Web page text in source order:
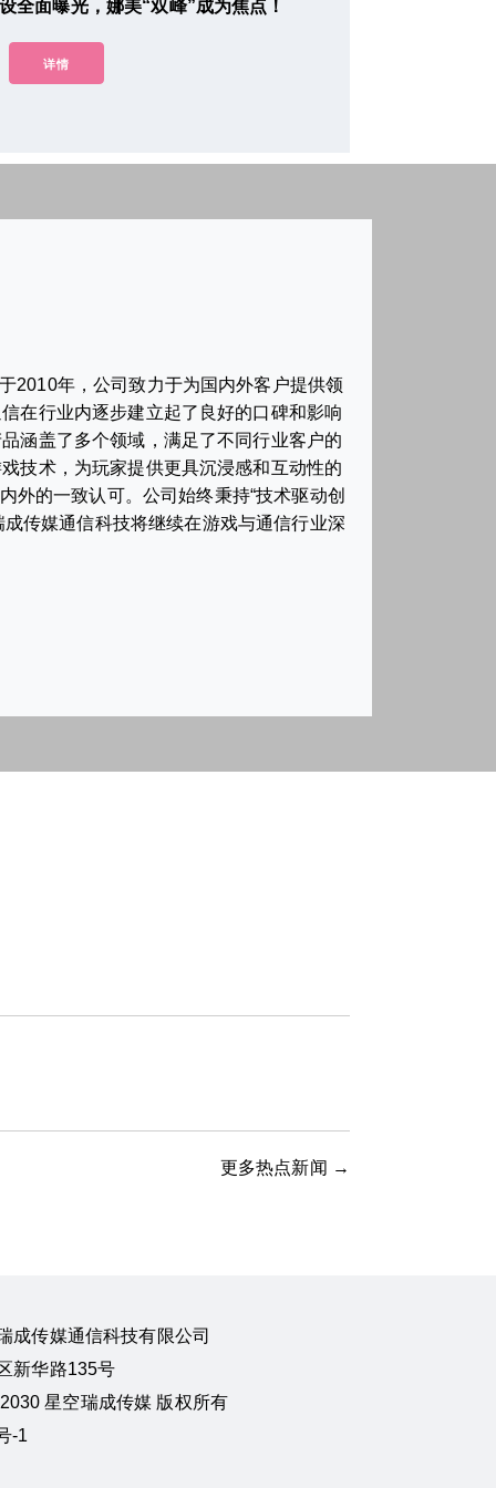
全面曝光，娜美“双峰”成为焦点！
详情
2010年，公司致力于为国内外客户提供领
在行业内逐步建立起了良好的口碑和影响
涵盖了多个领域，满足了不同行业客户的
技术，为玩家提供更具沉浸感和互动性的
外的一致认可。公司始终秉持“技术驱动创
传媒通信科技将继续在游戏与通信行业深
更多热点新闻 →
成传媒通信科技有限公司
新华路135号
星空瑞成传媒 版权所有
-1